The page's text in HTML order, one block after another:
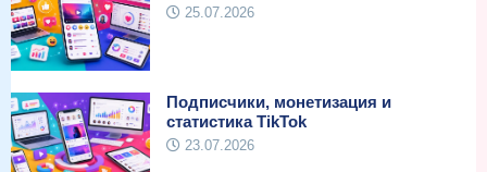
25.07.2026
Подписчики, монетизация и
статистика TikTok
23.07.2026